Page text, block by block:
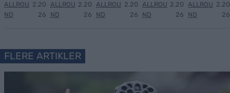
ALLROU
ND
2.20
26
ALLROU
ND
2.20
26
ALLROU
ND
2.20
26
ALLROU
ND
2.20
26
ALLROU
ND
2.20
26
FLERE ARTIKLER